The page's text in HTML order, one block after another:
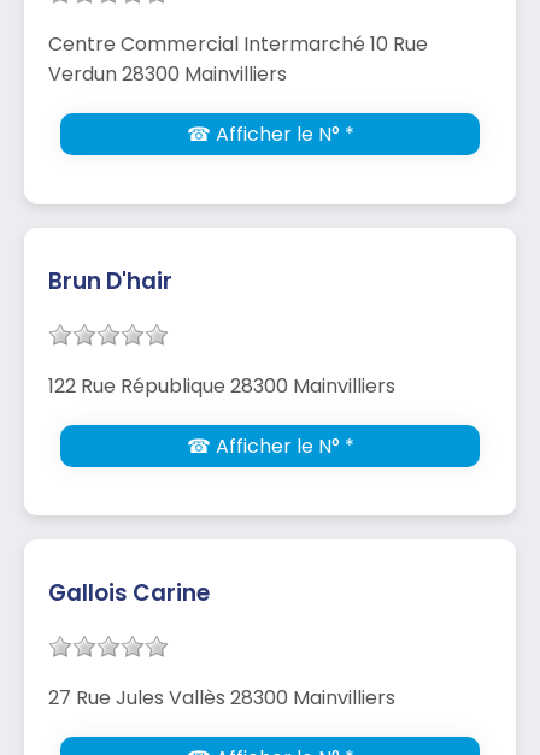
Centre Commercial Intermarché 10 Rue
Verdun 28300 Mainvilliers
☎ Afficher le N° *
Brun D'hair
122 Rue République 28300 Mainvilliers
☎ Afficher le N° *
Gallois Carine
27 Rue Jules Vallès 28300 Mainvilliers